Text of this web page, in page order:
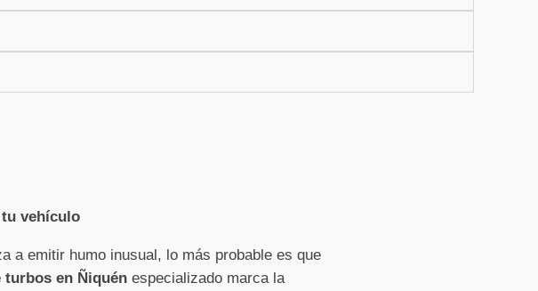
vehículo
a emitir humo inusual, lo más probable es que
turbos en Ñiquén especializado marca la